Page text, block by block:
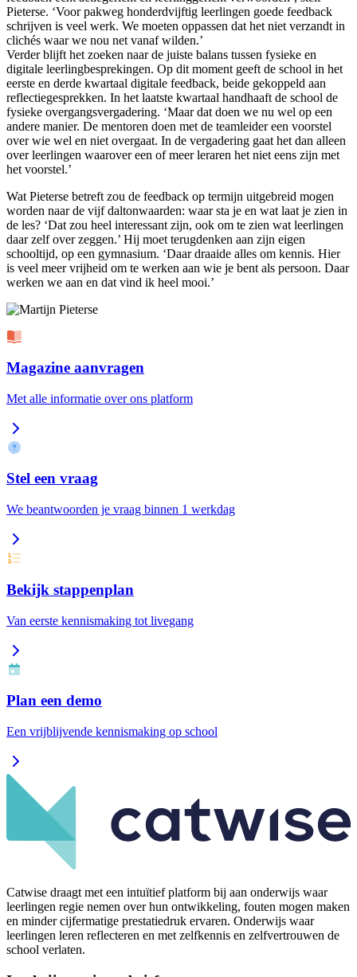
Pieterse. ‘Voor pakweg honderdvijftig leerlingen goede feedback
schrijven is veel werk. We moeten oppassen dat het niet verzandt in
clichés waar we nou net vanaf wilden.’
Verder blijft het zoeken naar de juiste balans tussen fysieke en
digitale leerlingbesprekingen. Op dit moment geeft de school in het
eerste en derde kwartaal digitale feedback, beide gekoppeld aan
reflectiegesprekken. In het laatste kwartaal handhaaft de school de
fysieke overgangsvergadering. ‘Maar dat doen we nu wel op een
andere manier. De mentoren doen met de teamleider een voorstel
over wie wel en niet overgaat. In de vergadering gaat het dan alleen
over leerlingen waarover een of meer leraren het niet eens zijn met
het voorstel.’
Wat Pieterse betreft zou de feedback op termijn uitgebreid mogen
worden naar de vijf daltonwaarden: waar sta je en wat laat je zien in
de les? ‘Dat zou heel interessant zijn, ook om te zien wat leerlingen
daar zelf over zeggen.’ Hij moet terugdenken aan zijn eigen
schooltijd, op een gymnasium. ‘Daar draaide alles om kennis. Hier
is veel meer vrijheid om te werken aan wie je bent als persoon. Daar
werken we aan en dat vind ik heel mooi.’
Magazine aanvragen
Met alle informatie over ons platform
Stel een vraag
We beantwoorden je vraag binnen 1 werkdag
Bekijk stappenplan
Van eerste kennismaking tot livegang
Plan een demo
Een vrijblijvende kennismaking op school
Catwise draagt met een intuïtief platform bij aan onderwijs waar
leerlingen regie nemen over hun ontwikkeling, fouten mogen maken
en minder cijfermatige prestatiedruk ervaren. Onderwijs waar
leerlingen leren reflecteren en met zelfkennis en zelfvertrouwen de
school verlaten.